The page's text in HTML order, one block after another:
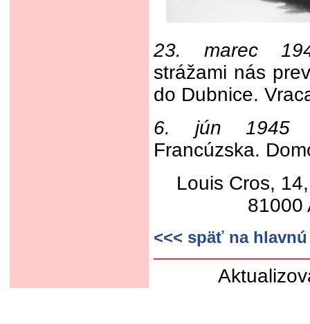
23. marec
strážami nás
do Dubnice.
6. jún 1945
Francúzska.
Louis Cros,
81000
<<< späť na